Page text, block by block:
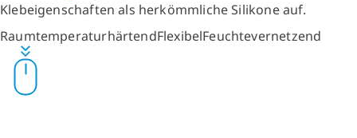
Klebeigenschaften als herkömmliche Silikone auf.
RaumtemperaturhärtendFlexibelFeuchtevernetzend